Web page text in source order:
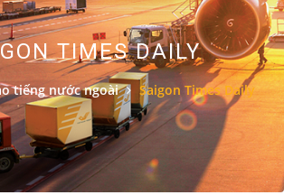
TIMES DAILY
tiếng nước ngoài Saigon Times Daily